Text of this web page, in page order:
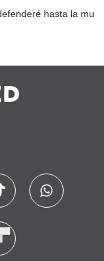
hasta la mu